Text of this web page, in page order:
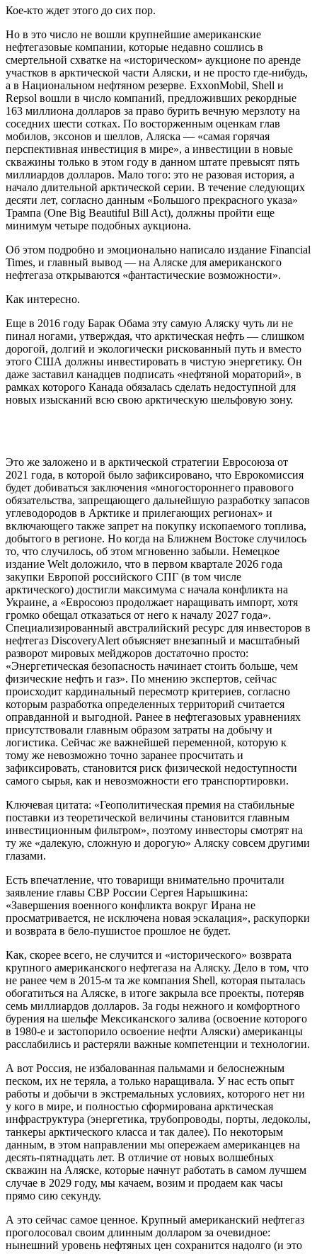
Кое-кто ждет этого до сих пор.
Но в это число не вошли крупнейшие американские
нефтегазовые компании, которые недавно сошлись в
смертельной схватке на «историческом» аукционе по аренде
участков в арктической части Аляски, и не просто где-нибудь,
а в Национальном нефтяном резерве. ExxonMobil, Shell и
Repsol вошли в число компаний, предложивших рекордные
163 миллиона долларов за право бурить вечную мерзлоту на
соседних шести сотках. По восторженным оценкам глав
мобилов, эксонов и шеллов, Аляска — «самая горячая
перспективная инвестиция в мире», а инвестиции в новые
скважины только в этом году в данном штате превысят пять
миллиардов долларов. Мало того: это не разовая история, а
начало длительной арктической серии. В течение следующих
десяти лет, согласно данным «Большого прекрасного указа»
Трампа (One Big Beautiful Bill Act), должны пройти еще
минимум четыре подобных аукциона.
Об этом подробно и эмоционально написало издание Financial
Times, и главный вывод — на Аляске для американского
нефтегаза открываются «фантастические возможности».
Как интересно.
Еще в 2016 году Барак Обама эту самую Аляску чуть ли не
пинал ногами, утверждая, что арктическая нефть — слишком
дорогой, долгий и экологически рискованный путь и вместо
этого США должны инвестировать в чистую энергетику. Он
даже заставил канадцев подписать «нефтяной мораторий», в
рамках которого Канада обязалась сделать недоступной для
новых изысканий всю свою арктическую шельфовую зону.
Это же заложено и в арктической стратегии Евросоюза от
2021 года, в которой было зафиксировано, что Еврокомиссия
будет добиваться заключения «многостороннего правового
обязательства, запрещающего дальнейшую разработку запасов
углеводородов в Арктике и прилегающих регионах» и
включающего также запрет на покупку ископаемого топлива,
добытого в регионе. Но когда на Ближнем Востоке случилось
то, что случилось, об этом мгновенно забыли. Немецкое
издание Welt доложило, что в первом квартале 2026 года
закупки Европой российского СПГ (в том числе
арктического) достигли максимума с начала конфликта на
Украине, а «Евросоюз продолжает наращивать импорт, хотя
громко обещал отказаться от него к началу 2027 года».
Специализированный австралийский ресурс для инвесторов в
нефтегаз DiscoveryAlert объясняет внезапный и масштабный
разворот мировых мейджоров достаточно просто:
«Энергетическая безопасность начинает стоить больше, чем
физические нефть и газ». По мнению экспертов, сейчас
происходит кардинальный пересмотр критериев, согласно
которым разработка определенных территорий считается
оправданной и выгодной. Ранее в нефтегазовых уравнениях
присутствовали главным образом затраты на добычу и
логистика. Сейчас же важнейшей переменной, которую к
тому же невозможно точно заранее просчитать и
зафиксировать, становится риск физической недоступности
самого сырья, как и невозможности его транспортировки.
Ключевая цитата: «Геополитическая премия на стабильные
поставки из теоретической величины становится главным
инвестиционным фильтром», поэтому инвесторы смотрят на
ту же «далекую, сложную и дорогую» Аляску совсем другими
глазами.
Есть впечатление, что товарищи внимательно прочитали
заявление главы СВР России Сергея Нарышкина:
«Завершения военного конфликта вокруг Ирана не
просматривается, не исключена новая эскалация», раскупорки
и возврата в бело-пушистое прошлое не будет.
Как, скорее всего, не случится и «исторического» возврата
крупного американского нефтегаза на Аляску. Дело в том, что
не ранее чем в 2015-м та же компания Shell, которая пыталась
обогатиться на Аляске, в итоге закрыла все проекты, потеряв
семь миллиардов долларов. За годы нежного и комфортного
бурения на шельфе Мексиканского залива (освоение которого
в 1980-е и застопорило освоение нефти Аляски) американцы
расслабились и растеряли важные компетенции и технологии.
А вот Россия, не избалованная пальмами и белоснежным
песком, их не теряла, а только наращивала. У нас есть опыт
работы и добычи в экстремальных условиях, которого нет ни
у кого в мире, и полностью сформирована арктическая
инфраструктура (энергетика, трубопроводы, порты, ледоколы,
танкеры арктического класса и так далее). По некоторым
данным, в этом направлении мы опережаем американцев на
десять-пятнадцать лет. В отличие от новых волшебных
скважин на Аляске, которые начнут работать в самом лучшем
случае в 2029 году, мы качаем, возим и продаем как часы
прямо сию секунду.
А это сейчас самое ценное. Крупный американский нефтегаз
проголосовал своим длинным долларом за очевидное:
нынешний уровень нефтяных цен сохранится надолго (и это